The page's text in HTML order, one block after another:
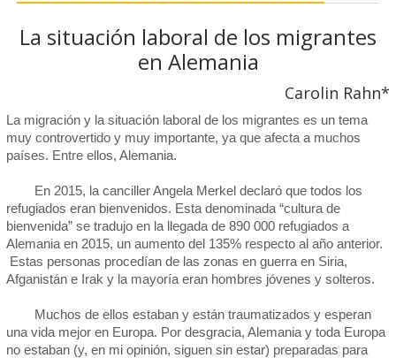
La situación laboral de los migrantes
en Alemania
Carolin Rahn*
La migración y la situación laboral de los migrantes es un tema
muy controvertido y muy importante, ya que afecta a muchos
países. Entre ellos, Alemania.
En 2015, la canciller Angela Merkel declaró que todos los
refugiados eran bienvenidos. Esta denominada “cultura de
bienvenida” se tradujo en la llegada de 890 000 refugiados a
Alemania en 2015, un aumento del 135% respecto al año anterior.
Estas personas procedían de las zonas en guerra en Siria,
Afganistán e Irak y la mayoría eran hombres jóvenes y solteros.
Muchos de ellos estaban y están traumatizados y esperan
una vida mejor en Europa. Por desgracia, Alemania y toda Europa
no estaban (y, en mi opinión, siguen sin estar) preparadas para